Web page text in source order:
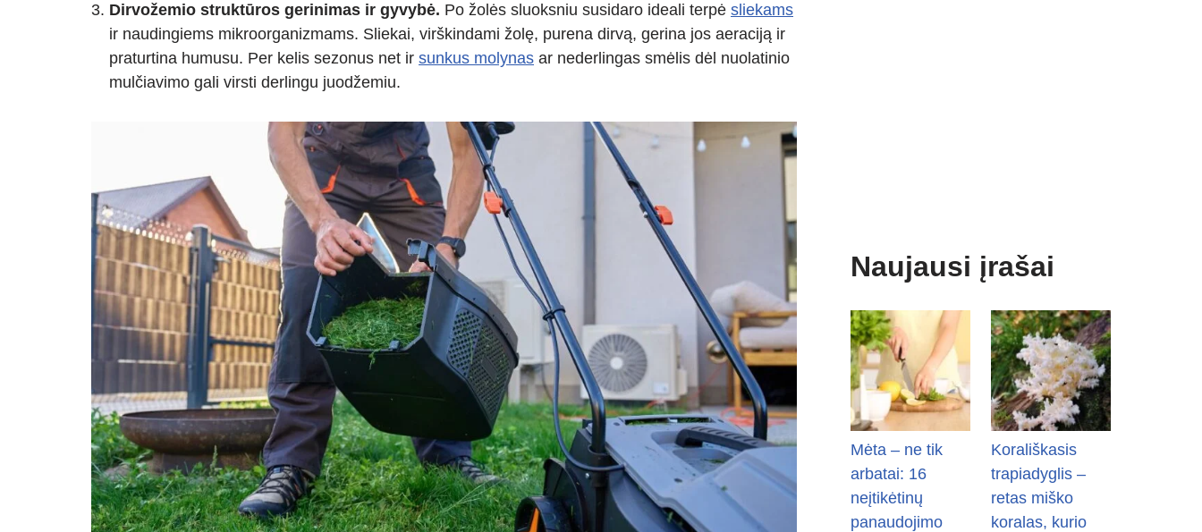
Dirvožemio struktūros gerinimas ir gyvybė. Po žolės sluoksniu susidaro ideali terpė sliekams
ir naudingiems mikroorganizmams. Sliekai, virškindami žolę, purena dirvą, gerina jos aeraciją ir
praturtina humusu. Per kelis sezonus net ir sunkus molynas ar nederlingas smėlis dėl nuolatinio
mulčiavimo gali virsti derlingu juodžemiu.
Naujausi įrašai
Mėta – ne tik
arbatai: 16
neįtikėtinų
panaudojimo
Korališkasis
trapiadyglis –
retas miško
koralas, kurio